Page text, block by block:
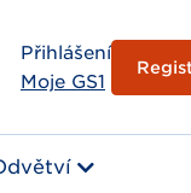
Přihlášení
Moje GS1